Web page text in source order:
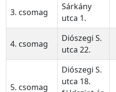
3. csomag
Sárkány
utca 1.
4. csomag
Diószegi S.
utca 22.
5. csomag
Diószegi S.
utca 18.